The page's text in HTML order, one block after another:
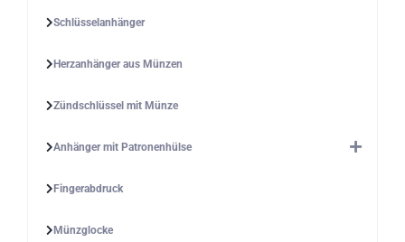
Schlüsselanhänger
Herzanhänger aus Münzen
Zündschlüssel mit Münze
Anhänger mit Patronenhülse
Fingerabdruck
Münzglocke